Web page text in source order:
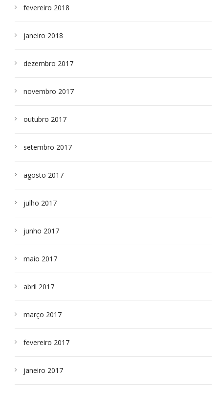
fevereiro 2018
janeiro 2018
dezembro 2017
novembro 2017
outubro 2017
setembro 2017
agosto 2017
julho 2017
junho 2017
maio 2017
abril 2017
março 2017
fevereiro 2017
janeiro 2017